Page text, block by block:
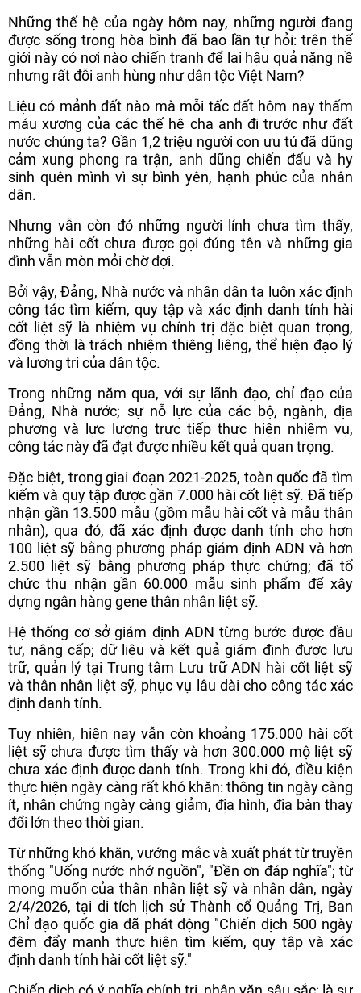
Những thế hệ của ngày hôm nay, những người đang
được sống trong hòa bình đã bao lần tự hỏi: trên thế
giới này có nơi nào chiến tranh để lại hậu quả nặng nề
nhưng rất đỗi anh hùng như dân tộc Việt Nam?
Liệu có mảnh đất nào mà mỗi tấc đất hôm nay thấm
máu xương của các thế hệ cha anh đi trước như đất
nước chúng ta? Gần 1,2 triệu người con ưu tú đã dũng
cảm xung phong ra trận, anh dũng chiến đấu và hy
sinh quên mình vì sự bình yên, hạnh phúc của nhân
dân.
Nhưng vẫn còn đó những người lính chưa tìm thấy,
những hài cốt chưa được gọi đúng tên và những gia
đình vẫn mòn mỏi chờ đợi.
Bởi vậy, Đảng, Nhà nước và nhân dân ta luôn xác định
công tác tìm kiếm, quy tập và xác định danh tính hài
cốt liệt sỹ là nhiệm vụ chính trị đặc biệt quan trọng,
đồng thời là trách nhiệm thiêng liêng, thể hiện đạo lý
và lương tri của dân tộc.
Trong những năm qua, với sự lãnh đạo, chỉ đạo của
Đảng, Nhà nước; sự nỗ lực của các bộ, ngành, địa
phương và lực lượng trực tiếp thực hiện nhiệm vụ,
công tác này đã đạt được nhiều kết quả quan trọng.
Đặc biệt, trong giai đoạn 2021-2025, toàn quốc đã tìm
kiếm và quy tập được gần 7.000 hài cốt liệt sỹ. Đã tiếp
nhận gần 13.500 mẫu (gồm mẫu hài cốt và mẫu thân
nhân), qua đó, đã xác định được danh tính cho hơn
100 liệt sỹ bằng phương pháp giám định ADN và hơn
2.500 liệt sỹ bằng phương pháp thực chứng; đã tổ
chức thu nhận gần 60.000 mẫu sinh phẩm để xây
dựng ngân hàng gene thân nhân liệt sỹ.
Hệ thống cơ sở giám định ADN từng bước được đầu
tư, nâng cấp; dữ liệu và kết quả giám định được lưu
trữ, quản lý tại Trung tâm Lưu trữ ADN hài cốt liệt sỹ
và thân nhân liệt sỹ, phục vụ lâu dài cho công tác xác
định danh tính.
Tuy nhiên, hiện nay vẫn còn khoảng 175.000 hài cốt
liệt sỹ chưa được tìm thấy và hơn 300.000 mộ liệt sỹ
chưa xác định được danh tính. Trong khi đó, điều kiện
thực hiện ngày càng rất khó khăn: thông tin ngày càng
ít, nhân chứng ngày càng giảm, địa hình, địa bàn thay
đổi lớn theo thời gian.
Từ những khó khăn, vướng mắc và xuất phát từ truyền
thống "Uống nước nhớ nguồn", "Đền ơn đáp nghĩa"; từ
mong muốn của thân nhân liệt sỹ và nhân dân, ngày
2/4/2026, tại di tích lịch sử Thành cổ Quảng Trị, Ban
Chỉ đạo quốc gia đã phát động "Chiến dịch 500 ngày
đêm đẩy mạnh thực hiện tìm kiếm, quy tập và xác
định danh tính hài cốt liệt sỹ."